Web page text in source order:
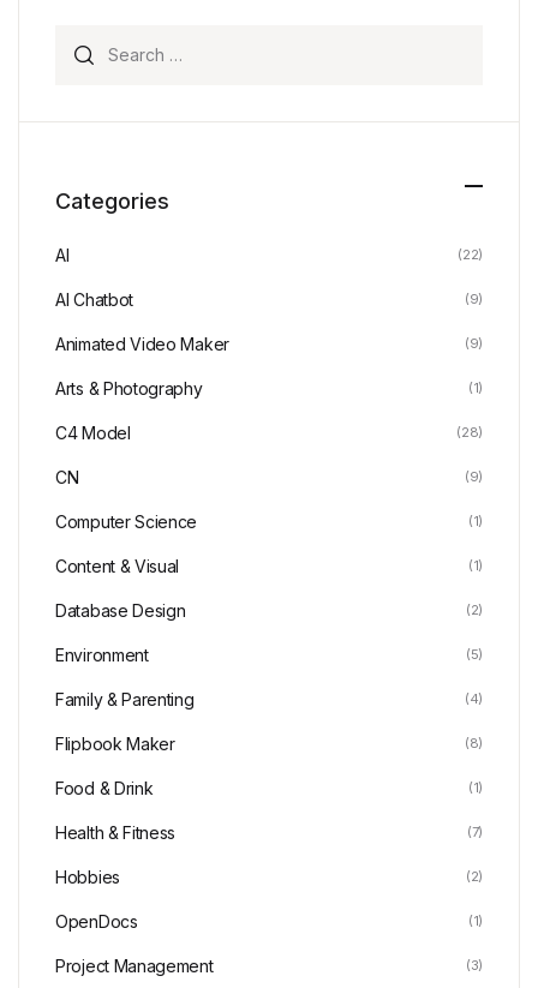
Categories
AI (22)
AI Chatbot (9)
Animated Video Maker (9)
Arts & Photography (1)
C4 Model (28)
CN (9)
Computer Science (1)
Content & Visual (1)
Database Design (2)
Environment (5)
Family & Parenting (4)
Flipbook Maker (8)
Food & Drink (1)
Health & Fitness (7)
Hobbies (2)
OpenDocs (1)
Project Management (3)